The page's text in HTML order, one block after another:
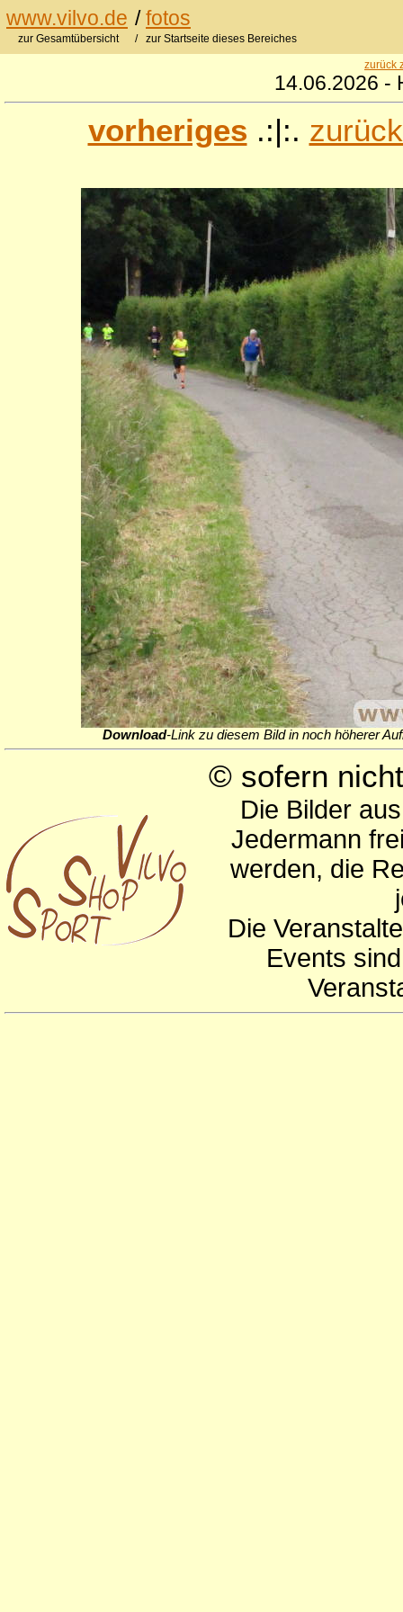
www.vilvo.de /fotos
zur Gesamtübersicht / zur Startseite dieses Bereiches
zurück
14.06.2026 -
vorheriges .:|:.
Download-Link zu diesem Bild in noch höherer
© sofern
Die Bilder
Jedermann
werden, die
Die
Events